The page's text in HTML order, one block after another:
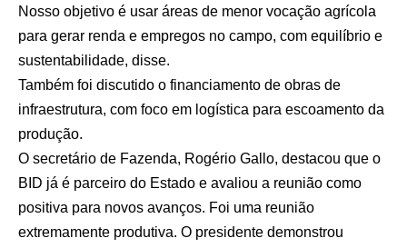
Nosso objetivo é usar áreas de menor vocação agrícola
para gerar renda e empregos no campo, com equilíbrio e
sustentabilidade, disse.
Também foi discutido o financiamento de obras de
infraestrutura, com foco em logística para escoamento da
produção.
O secretário de Fazenda, Rogério Gallo, destacou que o
BID já é parceiro do Estado e avaliou a reunião como
positiva para novos avanços. Foi uma reunião
extremamente produtiva. O presidente demonstrou